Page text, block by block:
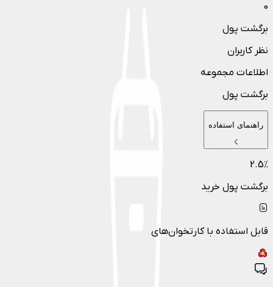
0
برگشت پول
نظر کاربران
اطلاعات مجموعه
برگشت پول
راهنمای استفاده
2.5٪
برگشت پول خرید
قابل استفاده با کارتخوان‌های